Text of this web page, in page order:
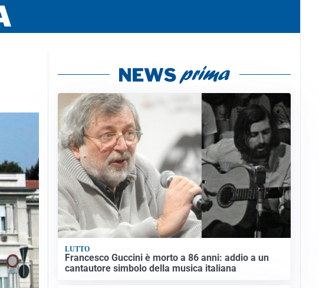
LUTTO
Francesco Guccini è morto a 86 anni: addio a un
cantautore simbolo della musica italiana